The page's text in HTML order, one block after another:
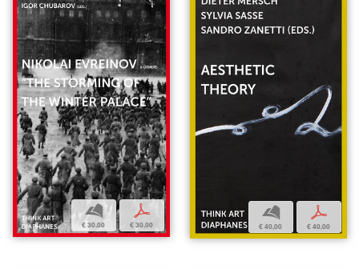
b
€ 30,00
p
€ 30,00
b
€ 40,00
p
€ 40,00